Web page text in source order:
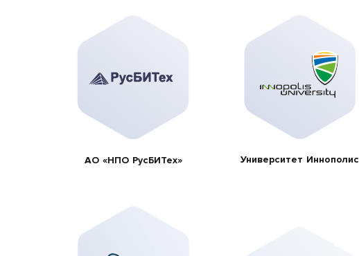
АО «НПО РусБИТех» Университет Иннополис